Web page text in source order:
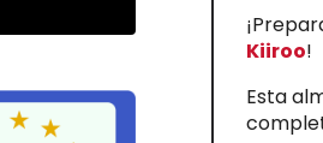
Kiiroo!
Esta